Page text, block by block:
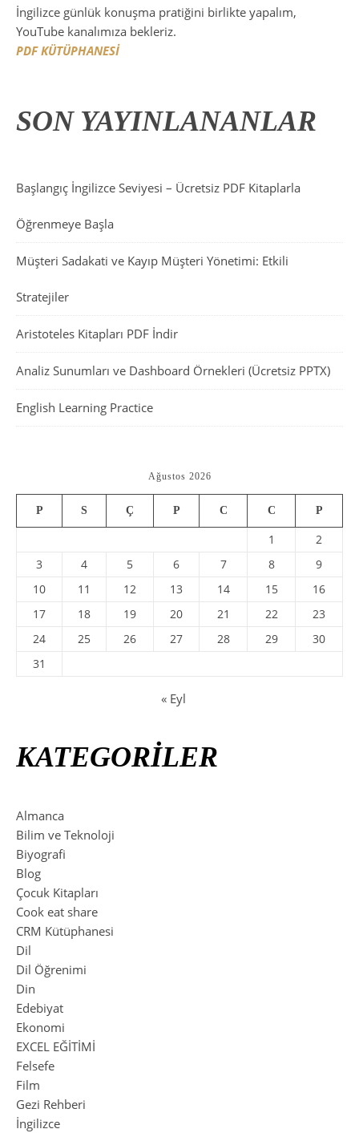
İngilizce günlük konuşma pratiğini birlikte yapalım,
YouTube kanalımıza bekleriz.
PDF KÜTÜPHANESİ
SON YAYINLANANLAR
Başlangıç İngilizce Seviyesi – Ücretsiz PDF Kitaplarla
Öğrenmeye Başla
Müşteri Sadakati ve Kayıp Müşteri Yönetimi: Etkili
Stratejiler
Aristoteles Kitapları PDF İndir
Analiz Sunumları ve Dashboard Örnekleri (Ücretsiz PPTX)
English Learning Practice
Ağustos 2026
P S Ç P C C P
1
2
3
4 5 6 7 8
9
10
11 12 13 14 15
16
17
18 19 20 21 22
23
24
25 26 27 28 29
30
31
« Eyl
KATEGORİLER
Almanca
Bilim ve Teknoloji
Biyografi
Blog
Çocuk Kitapları
Cook eat share
CRM Kütüphanesi
Dil
Dil Öğrenimi
Din
Edebiyat
Ekonomi
EXCEL EĞİTİMİ
Felsefe
Film
Gezi Rehberi
İngilizce